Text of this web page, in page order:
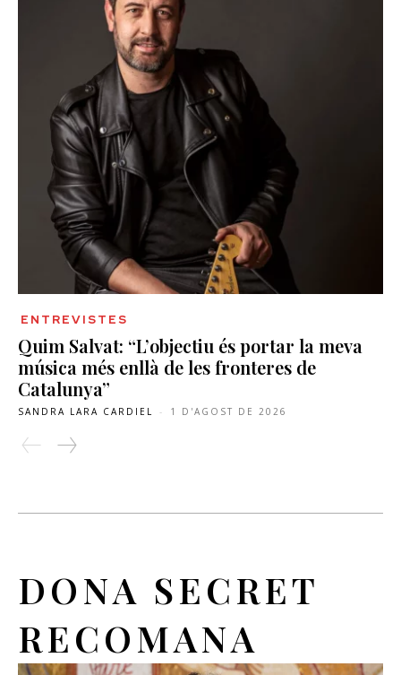
ENTREVISTES
Quim Salvat: “L’objectiu és portar la meva
música més enllà de les fronteres de
Catalunya”
SANDRA LARA CARDIEL - 1 D'AGOST DE 2026
DONA SECRET
RECOMANA